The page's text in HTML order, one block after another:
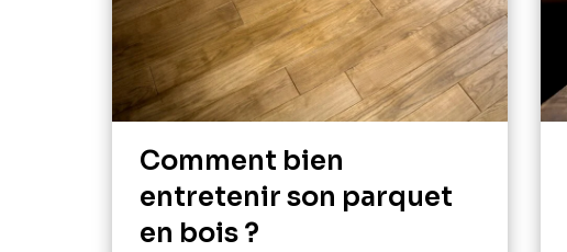
Comment bien
entretenir son parquet
en bois ?